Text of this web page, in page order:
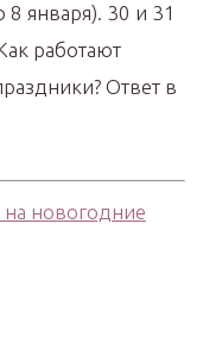
января). 30 и 31
работают
Ответ в